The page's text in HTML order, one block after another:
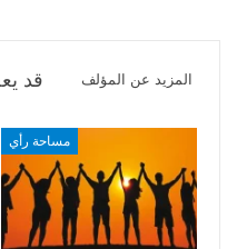
قد المزيد عن المؤلف
مساحة رأي